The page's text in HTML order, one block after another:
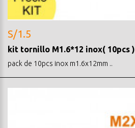
S/1.5
kit tornillo M1.6*12 inox( 10pcs )
pack de 10pcs inox m1.6x12mm ..